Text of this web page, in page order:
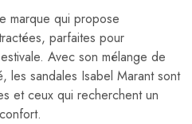
marque qui propose
parfaites pour
Avec son mélange de
les sandales Isabel Marant sont
et ceux qui recherchent un